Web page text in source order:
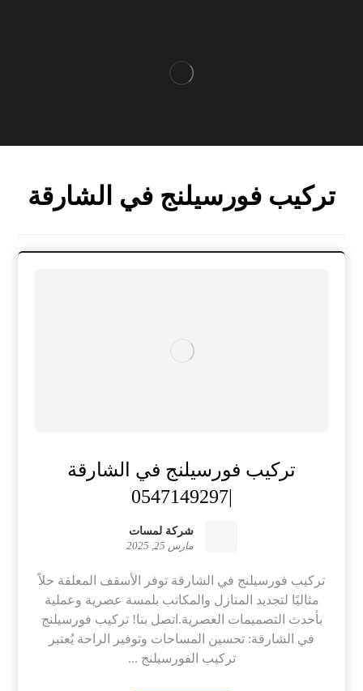
تركيب فورسيلنج في الشارقة
تركيب فورسيلنج في الشارقة
|0547149297
شركة لمسات
مارس 25, 2025
تركيب فورسيلنج في الشارقة توفر الأسقف المعلقة حلاً
مثاليًا لتجديد المنازل والمكاتب بلمسة عصرية وعملية
بأحدث التصميمات العصرية.اتصل بنا! تركيب فورسيلنج
في الشارقة: تحسين المساحات وتوفير الراحة يُعتبر
تركيب الفورسيلنج ...